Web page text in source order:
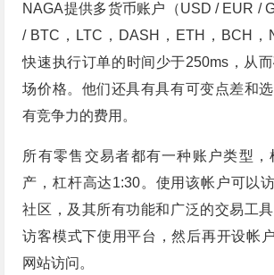
NAGA提供多货币账户（USD / EUR /
/ BTC，LTC，DASH，ETH，BCH，
快速执行订单的时间少于250ms，从
场价格。他们还具有具有可变点差和
有竞争力的费用。
所有零售交易者都有一种账户类型，
产，杠杆高达1:30。使用该帐户可以
社区，及其所有功能和广泛的交易工
访客模式下使用平台，然后再开设帐
网站访问。